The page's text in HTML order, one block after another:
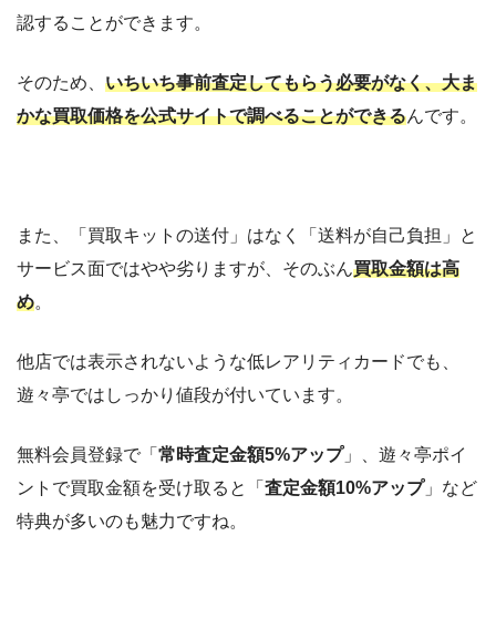
認することができます。
そのため、 いちいち事前査定してもらう必要がなく、大ま
かな買取価格を公式サイトで調べることができるんです。
また、「買取キットの送付」はなく「送料が自己負担」と
サービス面ではやや劣りますが、そのぶん買取金額は高
め。
他店では表示されないような低レアリティカードでも、
遊々亭ではしっかり値段が付いています。
無料会員登録で「 常時査定金額5%アップ」、遊々亭ポイ
ントで買取金額を受け取ると「 査定金額10%アップ」など
特典が多いのも魅力ですね。